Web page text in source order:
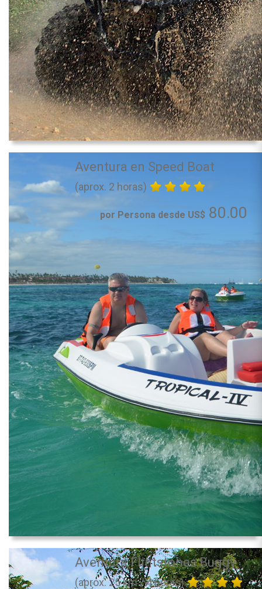
Aventura en Speed Boat
(aprox. 2 horas)
por Persona desde US$ 80.00
Aventura Flintstones Buggy
(aprox. 25 km / 4 horas)